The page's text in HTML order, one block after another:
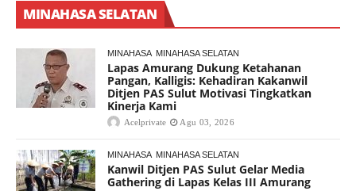
MINAHASA SELATAN
MINAHASA MINAHASA SELATAN
Lapas Amurang Dukung Ketahanan
Pangan, Kalligis: Kehadiran Kakanwil
Ditjen PAS Sulut Motivasi Tingkatkan
Kinerja Kami
Acelprivate Agu 03, 2026
MINAHASA MINAHASA SELATAN
Kanwil Ditjen PAS Sulut Gelar Media
Gathering di Lapas Kelas III Amurang